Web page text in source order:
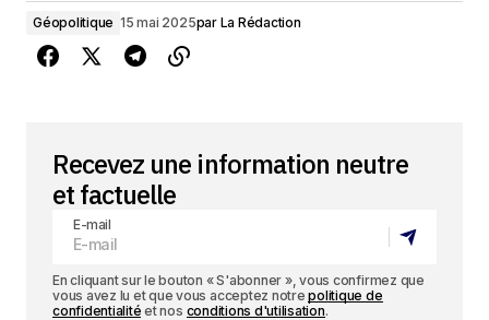
Géopolitique 15 mai 2025par La Rédaction
Recevez une information neutre
et factuelle
E-mail
En cliquant sur le bouton « S'abonner », vous confirmez que
vous avez lu et que vous acceptez notrepolitique de
confidentialité et nos conditions d'utilisation.